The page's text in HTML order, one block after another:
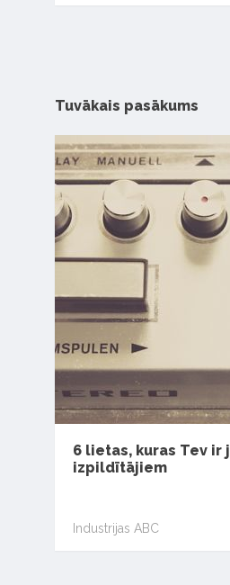
Tuvākais pasākums
6 lietas, kuras Tev ir
izpildītājiem
Industrijas ABC